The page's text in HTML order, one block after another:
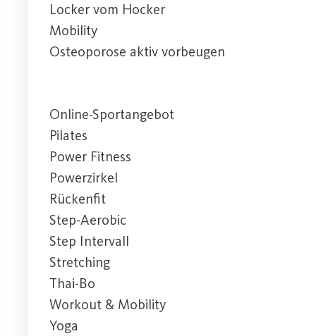
Locker vom Hocker
Mobility
Osteoporose aktiv vorbeugen
Online-Sportangebot
Pilates
Power Fitness
Powerzirkel
Rückenfit
Step-Aerobic
Step Intervall
Stretching
Thai-Bo
Workout & Mobility
Yoga